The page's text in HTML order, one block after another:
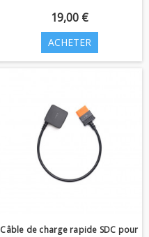
19,00 €
ACHETER
Câble de charge rapide SDC pour